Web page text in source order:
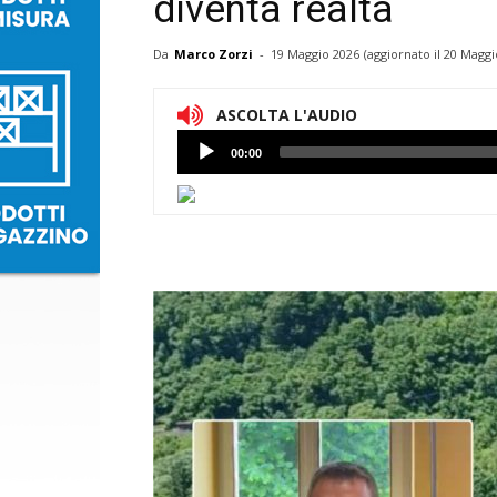
diventa realtà
Da Marco Zorzi - 19 Maggio 2026 (aggiornato il 20
ASCOLTA L'AUDIO
Lettore
Audio
00:00